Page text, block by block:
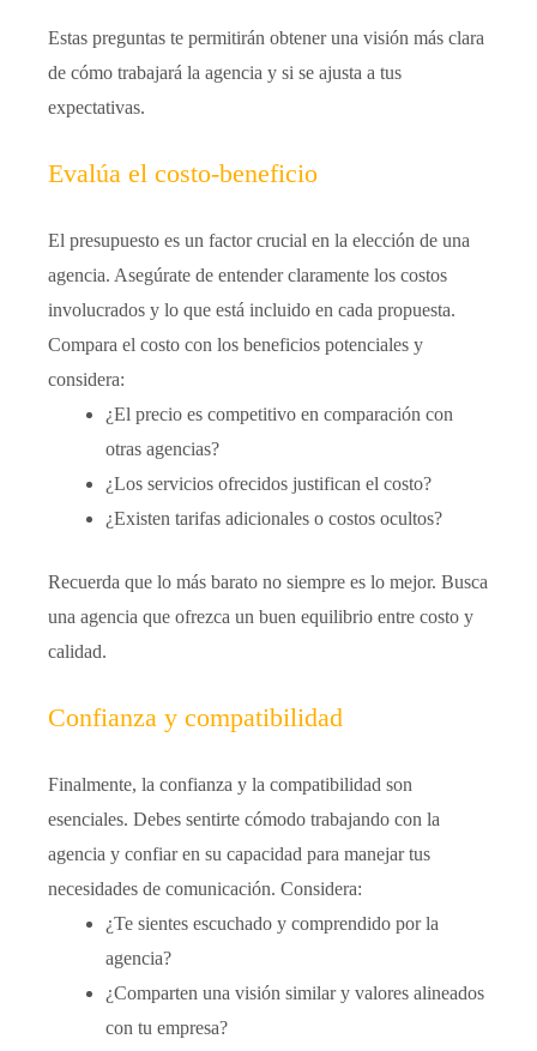
Estas preguntas te permitirán obtener una visión más clara
de cómo trabajará la agencia y si se ajusta a tus
expectativas.
Evalúa el costo-beneficio
El presupuesto es un factor crucial en la elección de una
agencia. Asegúrate de entender claramente los costos
involucrados y lo que está incluido en cada propuesta.
Compara el costo con los beneficios potenciales y
considera:
¿El precio es competitivo en comparación con
otras agencias?
¿Los servicios ofrecidos justifican el costo?
¿Existen tarifas adicionales o costos ocultos?
Recuerda que lo más barato no siempre es lo mejor. Busca
una agencia que ofrezca un buen equilibrio entre costo y
calidad.
Confianza y compatibilidad
Finalmente, la confianza y la compatibilidad son
esenciales. Debes sentirte cómodo trabajando con la
agencia y confiar en su capacidad para manejar tus
necesidades de comunicación. Considera:
¿Te sientes escuchado y comprendido por la
agencia?
¿Comparten una visión similar y valores alineados
con tu empresa?